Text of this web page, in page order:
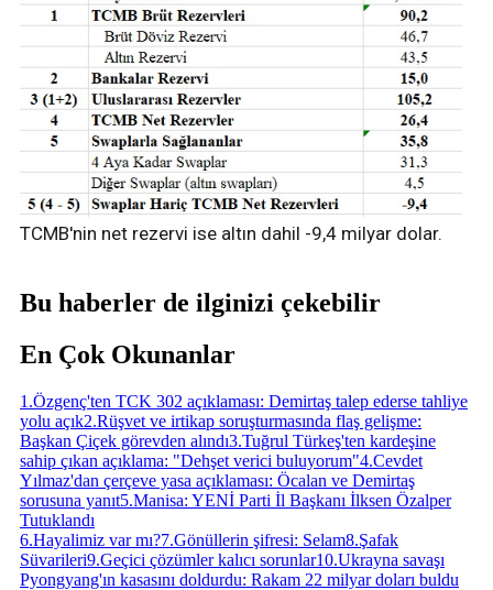
TCMB'nin net rezervi ise altın dahil -9,4 milyar dolar.
Bu haberler de ilginizi çekebilir
En Çok Okunanlar
1 .Özgenç'ten TCK 302 açıklaması: Demirtaş talep ederse tahliye
yolu açık2.Rüşvet ve irtikap soruşturmasında flaş gelişme:
Başkan Çiçek görevden alındı3.Tuğrul Türkeş'ten kardeşine
sahip çıkan açıklama: "Dehşet verici buluyorum"4.Cevdet
Yılmaz'dan çerçeve yasa açıklaması: Öcalan ve Demirtaş
sorusuna yanıt5.Manisa: YENİ Parti İl Başkanı İlksen Özalper
Tutuklandı
6.Hayalimiz var mı?7.Gönüllerin şifresi: Selam8.Şafak
Süvarileri9.Geçici çözümler kalıcı sorunlar10.Ukrayna savaşı
Pyongyang'ın kasasını doldurdu: Rakam 22 milyar doları buldu